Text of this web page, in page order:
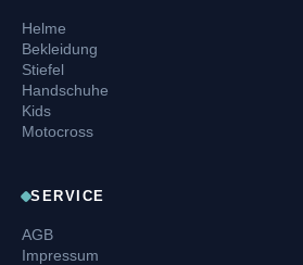
Helme
Bekleidung
Stiefel
Handschuhe
Kids
Motocross
SERVICE
AGB
Impressum